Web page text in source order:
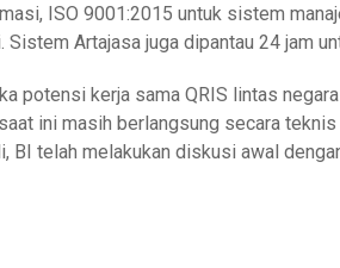
ISO 9001:2015 untuk sistem
Artajasa juga dipantau 24 jam
potensi kerja sama QRIS lintas
ini masih berlangsung secara
BI telah melakukan diskusi awal